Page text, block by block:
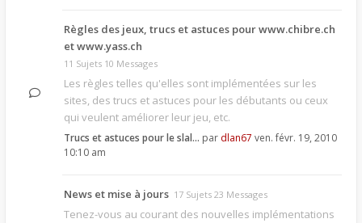
Règles des jeux, trucs et astuces pour www.chibre.ch
et www.yass.ch
11 Sujets 10 Messages
Les règles telles qu'elles sont implémentées sur les
sites, des trucs et astuces pour les débutants ou ceux
qui veulent améliorer leur jeu, etc.
Trucs et astuces pour le slal… par dlan67 ven. févr. 19, 2010
10:10 am
News et mise à jours 17 Sujets 23 Messages
Tenez-vous au courant des nouvelles implémentations